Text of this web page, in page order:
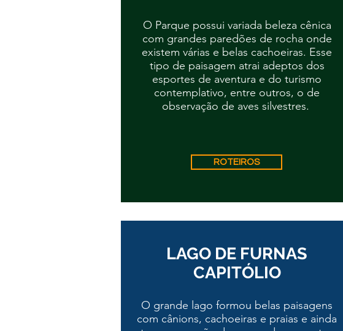
O Parque possui variada beleza cênica
com grandes paredões de rocha onde
existem várias e belas cachoeiras. Esse
tipo de paisagem atrai adeptos dos
esportes de aventura e do turismo
contemplativo, entre outros, o de
observação de aves silvestres.
ROTEIROS
LAGO DE FURNAS
CAPITÓLIO
O grande lago formou belas paisagens
com cânions, cachoeiras e praias e ainda